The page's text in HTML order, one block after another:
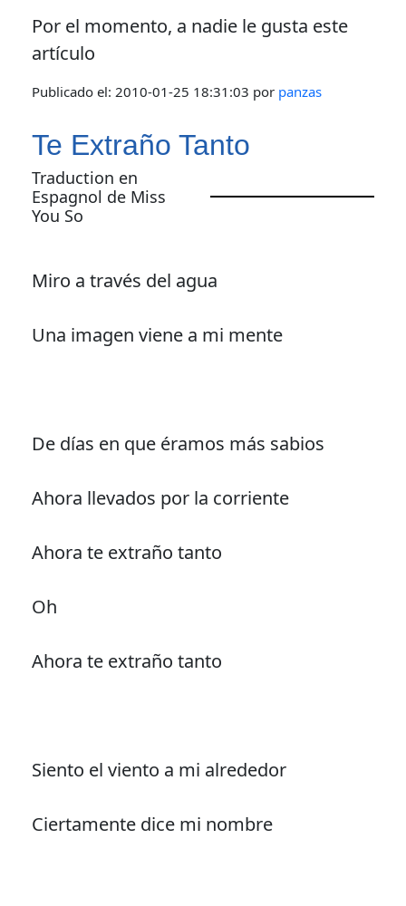
Por el momento, a nadie le gusta este
artículo
Publicado el: 2010-01-25 18:31:03 por panzas
Te Extraño Tanto
Traduction en
Espagnol de Miss
You So
Miro a través del agua
Una imagen viene a mi mente
De días en que éramos más sabios
Ahora llevados por la corriente
Ahora te extraño tanto
Oh
Ahora te extraño tanto
Siento el viento a mi alrededor
Ciertamente dice mi nombre